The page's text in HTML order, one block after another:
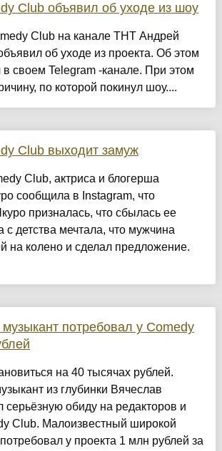
Club объявил об уходе из шоу
Club на канале ТНТ Андрей
об уходе из проекта. Об этом
своем Telegram -канале. При этом
по которой покинул шоу....
Club выходит замуж
Club, актриса и блогерша
сообщила в Instagram, что
призналась, что сбылась ее
с детства мечтала, что мужчина
на колено и сделал предложение.
потребовал у Comedy
на 40 тысячах рублей.
из глубинки Вячеслав
серьёзную обиду на редакторов и
Club. Малоизвестный широкой
у проекта 1 млн рублей за